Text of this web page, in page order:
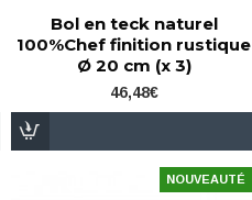
Bol en teck naturel
100%Chef finition rustique
Ø 20 cm (x 3)
46,48€
NOUVEAUTÉ